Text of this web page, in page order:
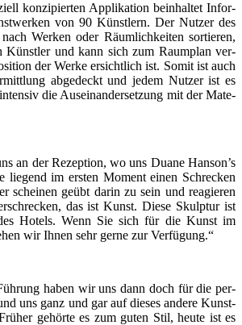
kon­zi­pier­ten Appli­ka­ti­on beinhal­tet Infor­
von 90 Künst­lern. Der Nut­zer des
Wer­ken oder Räum­lich­kei­ten sor­tie­ren,
Künst­ler und kann sich zum Raum­plan ver­
der Wer­ke ersicht­lich ist. Somit ist auch
abge­deckt und jedem Nut­zer ist es
die Aus­ein­an­der­set­zung mit der Mate­
an der Rezep­ti­on, wo uns Dua­ne Hanson’s
lie­gend im ers­ten Moment einen Schre­cken
schei­nen geübt dar­in zu sein und reagie­ren
das ist Kunst. Die­se Skulp­tur ist
Hotels. Wenn Sie sich für die Kunst im
wir Ihnen sehr ger­ne zur Verfügung.“
haben wir uns dann doch für die per­
uns ganz und gar auf die­ses ande­re Kunst­
gehör­te es zum guten Stil, heu­te ist es